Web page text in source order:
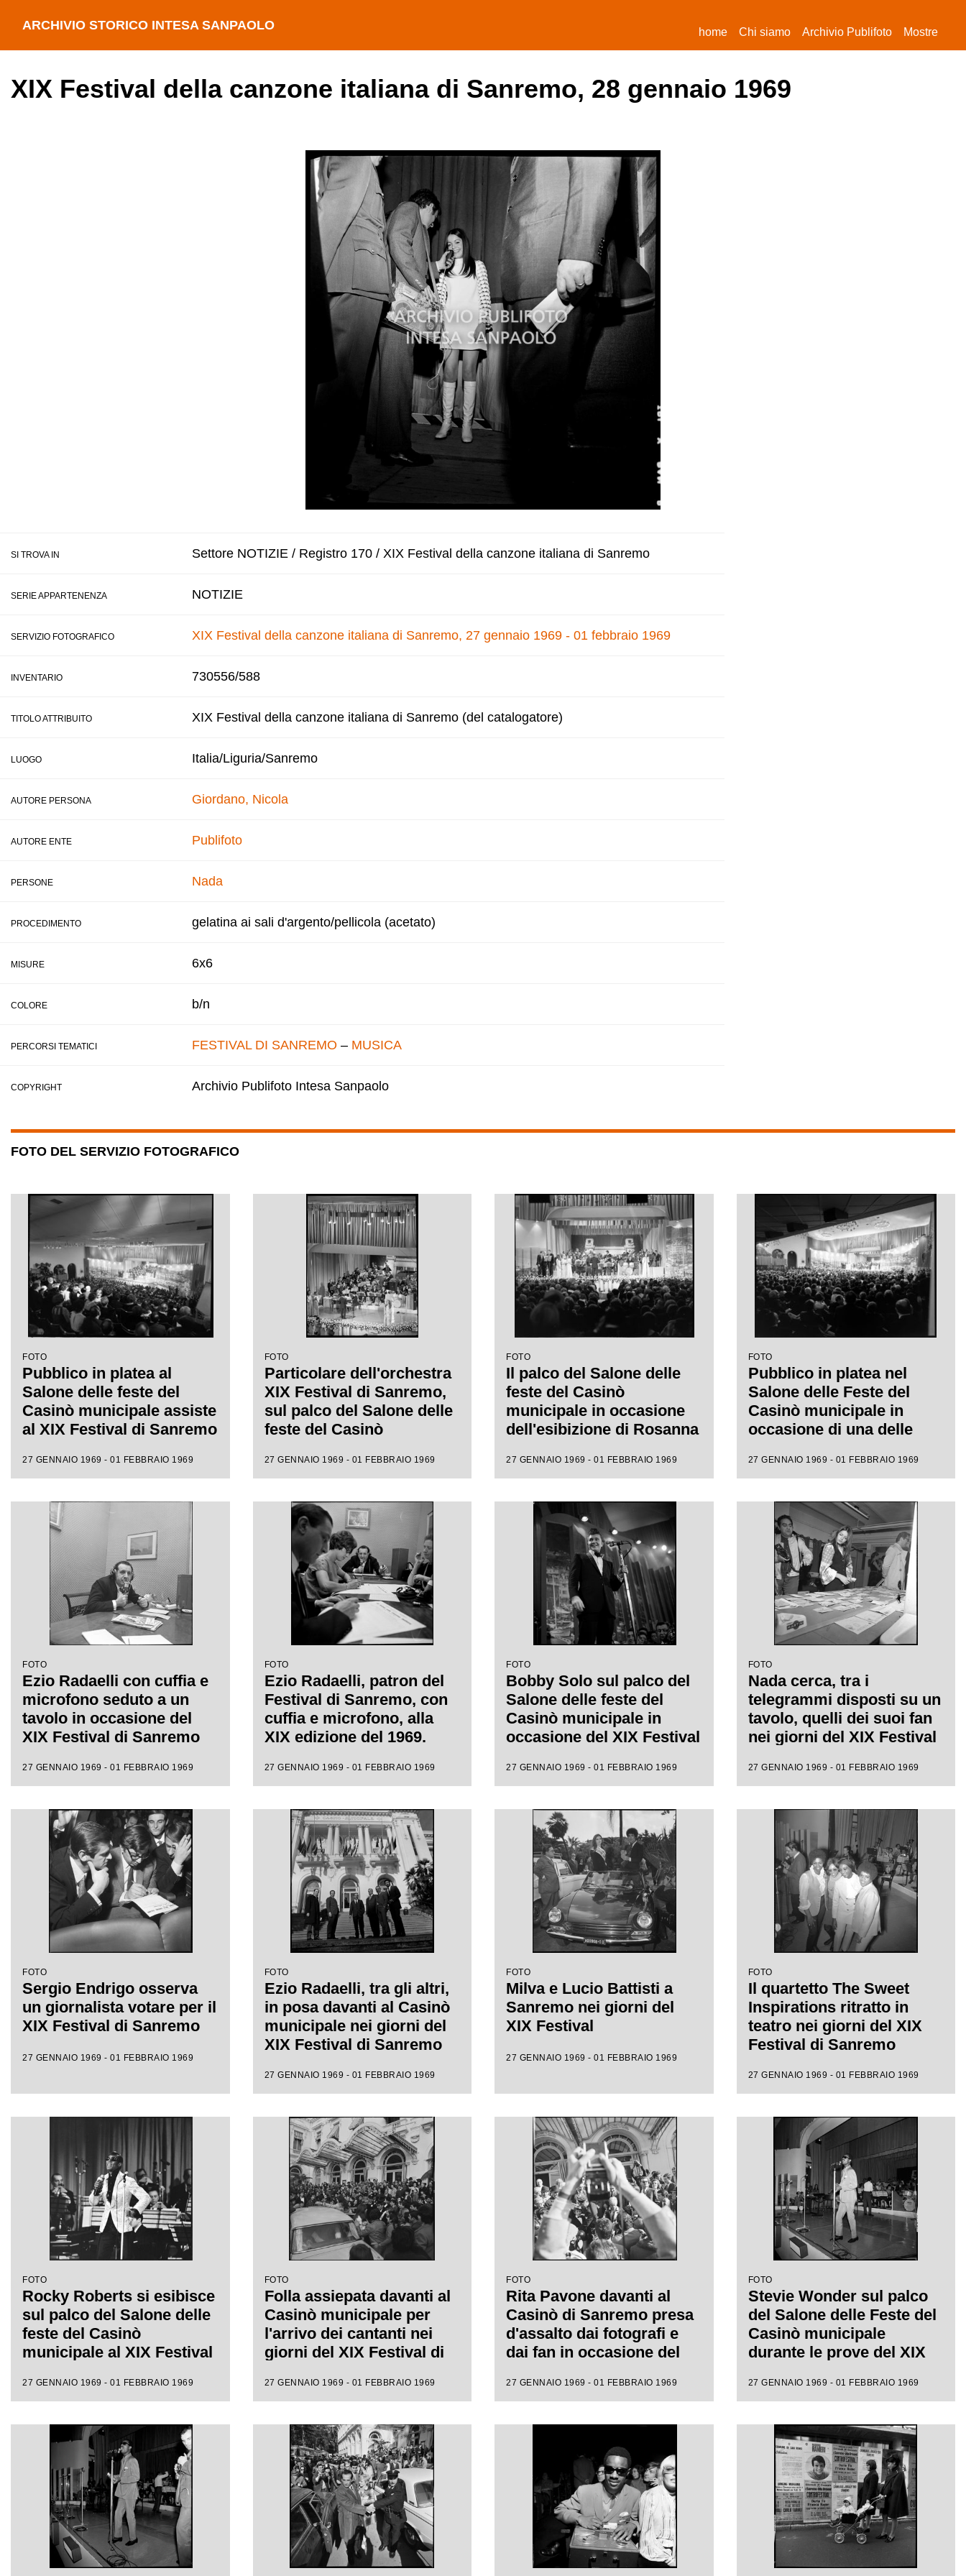
ARCHIVIO STORICO INTESA SANPAOLO home(current)
Chi siamo Archivio Publifoto Mostre
XIX Festival della canzone italiana di Sanremo, 28 gennaio 1969
SI TROVA IN Settore NOTIZIE / Registro 170 / XIX Festival della canzone italiana di Sanremo
SERIE APPARTENENZA NOTIZIE
SERVIZIO FOTOGRAFICO XIX Festival della canzone italiana di Sanremo, 27 gennaio 1969 - 01 febbraio 1969
INVENTARIO 730556/588
TITOLO ATTRIBUITO XIX Festival della canzone italiana di Sanremo (del catalogatore)
LUOGO Italia/Liguria/Sanremo
AUTORE PERSONA Giordano, Nicola
AUTORE ENTE Publifoto
PERSONE Nada
PROCEDIMENTO gelatina ai sali d'argento/pellicola (acetato)
MISURE 6x6
COLORE b/n
PERCORSI TEMATICI FESTIVAL DI SANREMO – MUSICA
COPYRIGHT Archivio Publifoto Intesa Sanpaolo
FOTO DEL SERVIZIO FOTOGRAFICO
FOTO
Pubblico in platea al
Salone delle feste del
Casinò municipale assiste
al XIX Festival di Sanremo
27 GENNAIO 1969 - 01 FEBBRAIO 1969
FOTO
Particolare dell'orchestra
XIX Festival di Sanremo,
sul palco del Salone delle
feste del Casinò
accompagna l'esibizione
27 GENNAIO 1969 - 01 FEBBRAIO 1969
FOTO
Il palco del Salone delle
feste del Casinò
municipale in occasione
dell'esibizione di Rosanna
Sanremo
27 GENNAIO 1969 - 01 FEBBRAIO 1969
FOTO
Pubblico in platea nel
Salone delle Feste del
Casinò municipale in
occasione di una delle
Sanremo
27 GENNAIO 1969 - 01 FEBBRAIO 1969
FOTO
Ezio Radaelli con cuffia e
microfono seduto a un
tavolo in occasione del
XIX Festival di Sanremo
27 GENNAIO 1969 - 01 FEBBRAIO 1969
FOTO
Ezio Radaelli, patron del
Festival di Sanremo, con
cuffia e microfono, alla
XIX edizione del 1969.
27 GENNAIO 1969 - 01 FEBBRAIO 1969
FOTO
Bobby Solo sul palco del
Salone delle feste del
Casinò municipale in
occasione del XIX Festival
27 GENNAIO 1969 - 01 FEBBRAIO 1969
FOTO
Nada cerca, tra i
telegrammi disposti su un
tavolo, quelli dei suoi fan
nei giorni del XIX Festival
27 GENNAIO 1969 - 01 FEBBRAIO 1969
FOTO
Sergio Endrigo osserva
un giornalista votare per il
XIX Festival di Sanremo
27 GENNAIO 1969 - 01 FEBBRAIO 1969
FOTO
Ezio Radaelli, tra gli altri,
in posa davanti al Casinò
municipale nei giorni del
XIX Festival di Sanremo
27 GENNAIO 1969 - 01 FEBBRAIO 1969
FOTO
Milva e Lucio Battisti a
Sanremo nei giorni del
XIX Festival
27 GENNAIO 1969 - 01 FEBBRAIO 1969
FOTO
Il quartetto The Sweet
Inspirations ritratto in
teatro nei giorni del XIX
Festival di Sanremo
27 GENNAIO 1969 - 01 FEBBRAIO 1969
FOTO
Rocky Roberts si esibisce
sul palco del Salone delle
feste del Casinò
municipale al XIX Festival
27 GENNAIO 1969 - 01 FEBBRAIO 1969
FOTO
Folla assiepata davanti al
Casinò municipale per
l'arrivo dei cantanti nei
giorni del XIX Festival di
27 GENNAIO 1969 - 01 FEBBRAIO 1969
FOTO
Rita Pavone davanti al
Casinò di Sanremo presa
d'assalto dai fotografi e
dai fan in occasione del
italiana
27 GENNAIO 1969 - 01 FEBBRAIO 1969
FOTO
Stevie Wonder sul palco
del Salone delle Feste del
Casinò municipale
durante le prove del XIX
27 GENNAIO 1969 - 01 FEBBRAIO 1969